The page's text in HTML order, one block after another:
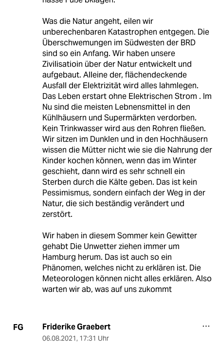
Was die Natur angeht, eilen wir
unberechenbaren Katastrophen entgegen. Die
Überschwemungen im Südwesten der BRD
sind so ein Anfang. Wir haben unsere
Zivilisatioin über der Natur entwickelt und
aufgebaut. Alleine der, flächendeckende
Ausfall der Elektrizität wird alles lahmlegen.
Das Leben erstart ohne Elektrischen Strom . Im
Nu sind die meisten Lebnensmittel in den
Kühlhäusern und Supermärkten verdorben.
Kein Trinkwasser wird aus den Rohren fließen.
Wir sitzen im Dunklen und in den Hochhäusern
wissen die Mütter nicht wie sie die Nahrung der
Kinder kochen können, wenn das im Winter
geschieht, dann wird es sehr schnell ein
Sterben durch die Kälte geben. Das ist kein
Pessimismus, sondern einfach der Weg in der
Natur, die sich beständig verändert und
zerstört.
Wir haben in diesem Sommer kein Gewitter
gehabt Die Unwetter ziehen immer um
Hamburg herum. Das ist auch so ein
Phänomen, welches nicht zu erklären ist. Die
Meteorologen können nicht alles erklären. Also
warten wir ab, was auf uns zukommt
FG Friderike Graebert
06.08.2021, 17:31 Uhr